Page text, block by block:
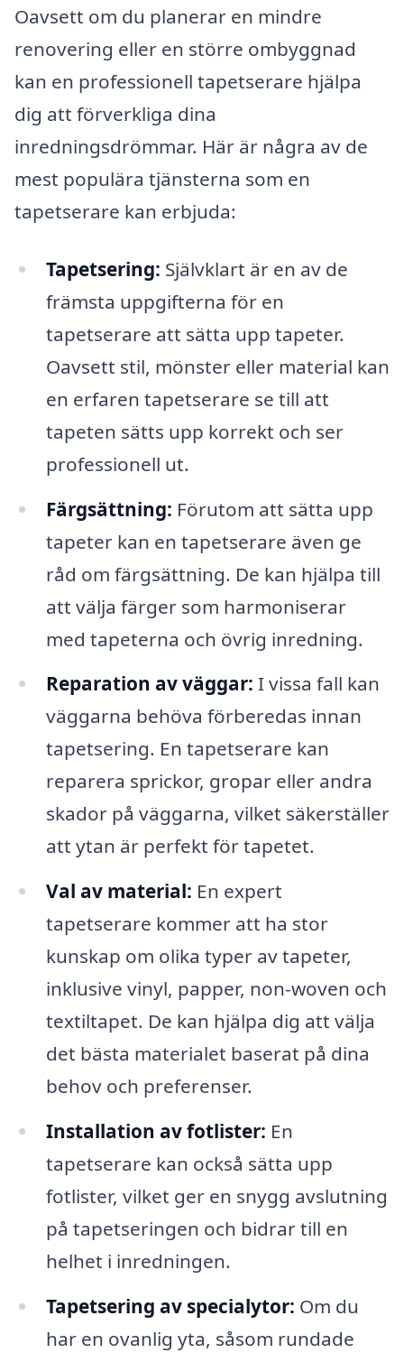
Oavsett om du planerar en mindre
renovering eller en större ombyggnad
kan en professionell tapetserare hjälpa
dig att förverkliga dina
inredningsdrömmar. Här är några av de
mest populära tjänsterna som en
tapetserare kan erbjuda:
Tapetsering: Självklart är en av de
främsta uppgifterna för en
tapetserare att sätta upp tapeter.
Oavsett stil, mönster eller material kan
en erfaren tapetserare se till att
tapeten sätts upp korrekt och ser
professionell ut.
Färgsättning: Förutom att sätta upp
tapeter kan en tapetserare även ge
råd om färgsättning. De kan hjälpa till
att välja färger som harmoniserar
med tapeterna och övrig inredning.
Reparation av väggar: I vissa fall kan
väggarna behöva förberedas innan
tapetsering. En tapetserare kan
reparera sprickor, gropar eller andra
skador på väggarna, vilket säkerställer
att ytan är perfekt för tapetet.
Val av material: En expert
tapetserare kommer att ha stor
kunskap om olika typer av tapeter,
inklusive vinyl, papper, non-woven och
textiltapet. De kan hjälpa dig att välja
det bästa materialet baserat på dina
behov och preferenser.
Installation av fotlister: En
tapetserare kan också sätta upp
fotlister, vilket ger en snygg avslutning
på tapetseringen och bidrar till en
helhet i inredningen.
Tapetsering av specialytor: Om du
har en ovanlig yta, såsom rundade